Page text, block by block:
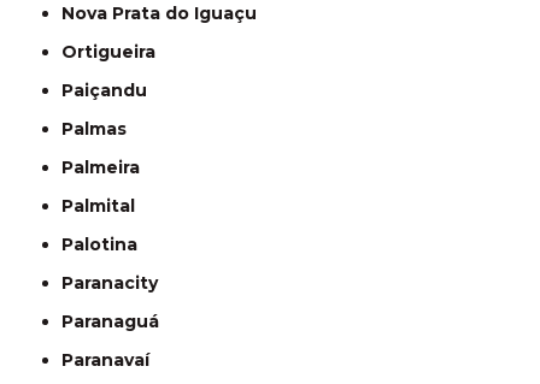
Nova Prata do Iguaçu
Ortigueira
Paiçandu
Palmas
Palmeira
Palmital
Palotina
Paranacity
Paranaguá
Paranavaí